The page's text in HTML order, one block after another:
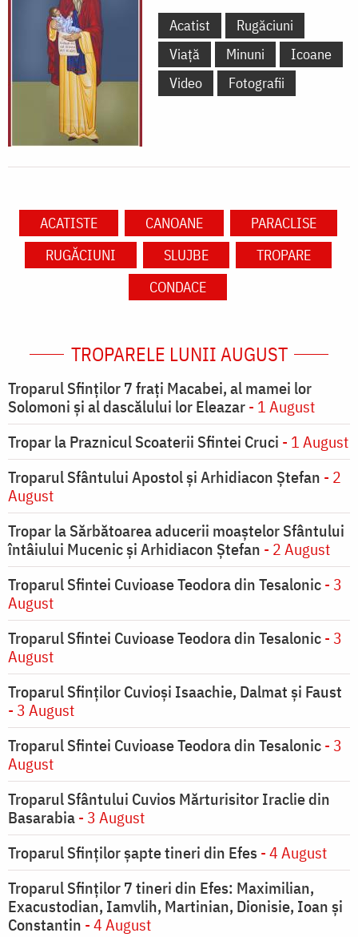
Acatist
Rugăciuni
Viață
Minuni
Icoane
Video
Fotografii
ACATISTE CANOANE
PARACLISE
RUGĂCIUNI
SLUJBE
TROPARE
CONDACE
TROPARELE LUNII AUGUST
Troparul Sfinţilor 7 fraţi Macabei, al mamei lor
Solomoni şi al dascălului lor Eleazar- 1 August
Tropar la Praznicul Scoaterii Sfintei Cruci - 1 August
Troparul Sfântului Apostol și Arhidiacon Ștefan - 2
August
Tropar la Sărbătoarea aducerii moaştelor Sfântului
întâiului Mucenic şi Arhidiacon Ştefan - 2 August
Troparul Sfintei Cuvioase Teodora din Tesalonic- 3
August
Troparul Sfintei Cuvioase Teodora din Tesalonic- 3
August
Troparul Sfinţilor Cuvioşi Isaachie, Dalmat şi Faust
- 3 August
Troparul Sfintei Cuvioase Teodora din Tesalonic- 3
August
Troparul Sfântului Cuvios Mărturisitor Iraclie din
Basarabia- 3 August
Troparul Sfinţilor şapte tineri din Efes - 4 August
Troparul Sfinţilor 7 tineri din Efes: Maximilian,
Exacustodian, Iamvlih, Martinian, Dionisie, Ioan şi
Constantin - 4 August